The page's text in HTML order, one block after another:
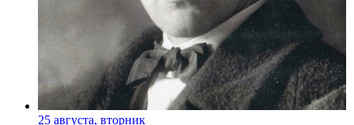
25 августа, вторник